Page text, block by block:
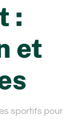
:
et
sportifs pour